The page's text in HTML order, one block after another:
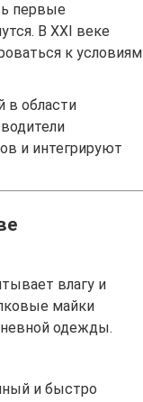
первые
В XXI веке
к условиям
в области
и интегрируют
влагу и
майки
одежды.
и быстро